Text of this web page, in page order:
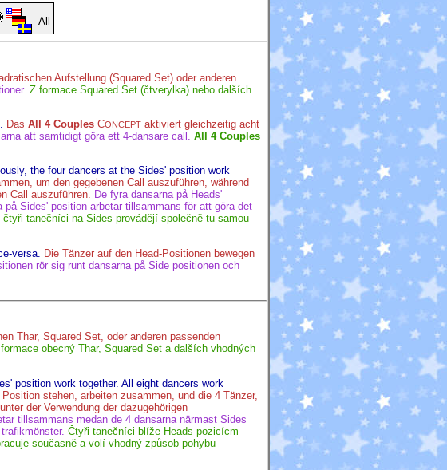
All
Aufstellung (Squared Set) oder anderen
Z formace Squared Set (čtverylka) nebo dalších
Das All 4 Couples CONCEPT aktiviert gleichzeitig acht
att samtidigt göra ett 4-dansare call.
All 4 Couples
the four dancers at the Sides' position work
um den gegebenen Call auszuführen, während
Call auszuführen. De fyra dansarna på Heads'
Sides' position arbetar tillsammans för att göra det
tanečníci na Sides provádějí společně tu samou
versa. Die Tänzer auf den Head-Positionen bewegen
rör sig runt dansarna på Side positionen och
Thar, Squared Set, oder anderen passenden
obecný Thar, Squared Set a dalších vhodných
position work together. All eight dancers work
stehen, arbeiten zusammen, und die 4 Tänzer,
der Verwendung der dazugehörigen
tillsammans medan de 4 dansarna närmast Sides
Čtyři tanečníci blíže Heads pozicícm
současně a volí vhodný způsob pohybu